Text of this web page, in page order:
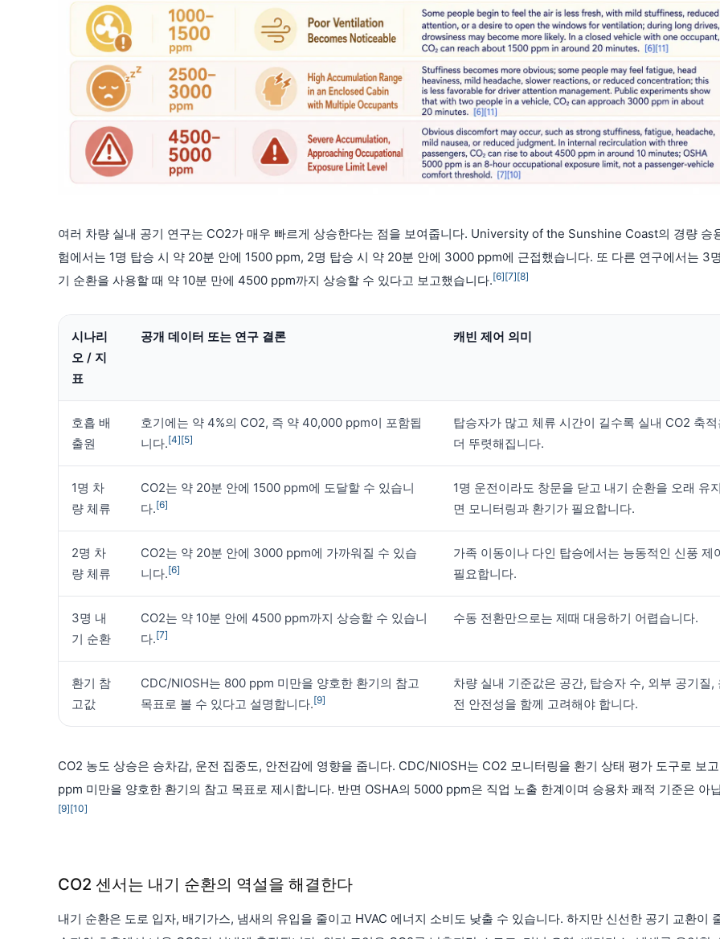
여러 차량 실내 공기 연구는 CO2가 매우 빠르게 상승한다는 점을 보여줍니다. University of the Sunshine Coast의 경량 승
험에서는 1명 탑승 시 약 20분 안에 1500 ppm, 2명 탑승 시 약 20분 안에 3000 ppm에 근접했습니다. 또 다른 연구에서는 3
기 순환을 사용할 때 약 10분 만에 4500 ppm까지 상승할 수 있다고 보고했습니다.[6][7][8]
시나리
오 / 지
표
공개 데이터 또는 연구 결론 캐빈 제어 의미
호흡 배
출원
호기에는 약 4%의 CO2, 즉 약 40,000 ppm이 포함됩
니다.[4][5]
탑승자가 많고 체류 시간이 길수록 실내 CO2 축적
더 뚜렷해집니다.
1명 차
량 체류
CO2는 약 20분 안에 1500 ppm에 도달할 수 있습니
다.[6]
1명 운전이라도 창문을 닫고 내기 순환을 오래 유
면 모니터링과 환기가 필요합니다.
2명 차
량 체류
CO2는 약 20분 안에 3000 ppm에 가까워질 수 있습
니다.[6]
가족 이동이나 다인 탑승에서는 능동적인 신풍 제
필요합니다.
3명 내
기 순환
CO2는 약 10분 안에 4500 ppm까지 상승할 수 있습니
다.[7]
수동 전환만으로는 제때 대응하기 어렵습니다.
환기 참
고값
CDC/NIOSH는 800 ppm 미만을 양호한 환기의 참고
목표로 볼 수 있다고 설명합니다.[9]
차량 실내 기준값은 공간, 탑승자 수, 외부 공기질,
전 안전성을 함께 고려해야 합니다.
CO2 농도 상승은 승차감, 운전 집중도, 안전감에 영향을 줍니다. CDC/NIOSH는 CO2 모니터링을 환기 상태 평가 도구로 보
ppm 미만을 양호한 환기의 참고 목표로 제시합니다. 반면 OSHA의 5000 ppm은 직업 노출 한계이며 승용차 쾌적 기준은 아
[9][10]
CO2 센서는 내기 순환의 역설을 해결한다
내기 순환은 도로 입자, 배기가스, 냄새의 유입을 줄이고 HVAC 에너지 소비도 낮출 수 있습니다. 하지만 신선한 공기 교환이